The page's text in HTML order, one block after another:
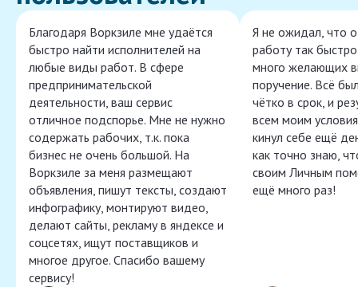
Благодаря Воркзиле мне удаётся
быстро найти исполнителей на
любые виды работ. В сфере
предпринимательской
деятельности, ваш сервис
отличное подспорье. Мне не нужно
содержать рабочих, т.к. пока
бизнес не очень большой. На
Воркзиле за меня размещают
объявления, пишут тексты, создают
инфографику, монтируют видео,
делают сайты, рекламу в яндексе и
соцсетях, ищут поставщиков и
многое другое. Спасибо вашему
сервису!
Я не ожидал, что
работу так
много желающих
поручение. Всё
чётко в срок, и
всем моим
кинул себе ещё
как точно знаю,
своим Личным
ещё много раз!